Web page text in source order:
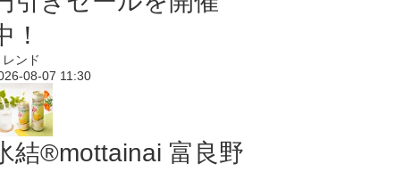
！
レンド
08-07 11:30
結®mottainai 富良野